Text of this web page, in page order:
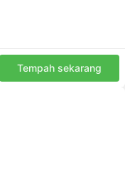
Tempah sekarang